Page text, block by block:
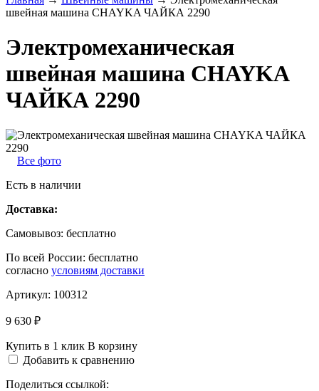
швейная машина CHAYKA ЧАЙКА 2290
Электромеханическая
швейная машина CHAYKA
ЧАЙКА 2290
Все фото
Есть в наличии
Доставка:
Самовывоз: бесплатно
По всей России: бесплатно
согласно условиям доставки
Артикул: 100312
9 630 ₽
Купить в 1 клик В корзину
Добавить к сравнению
Поделиться ссылкой: